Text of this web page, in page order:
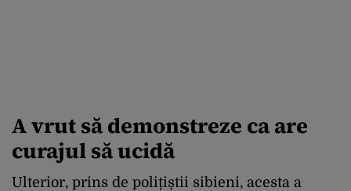
A vrut să demonstreze ca are
curajul să ucidă
Ulterior, prins de polițiștii sibieni, acesta a